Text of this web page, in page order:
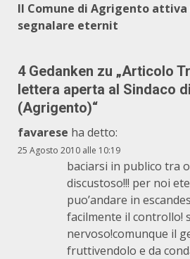
Il Comune di Agrigento attiva
segnalare eternit
4 Gedanken zu „Articolo
lettera aperta al Sindaco
(Agrigento)“
favarese ha detto:
25 Agosto 2010 alle 10:19
baciarsi in publico tra
discustoso!!! per noi
puo’andare in
facilmente il controllo!
nervoso!comunque il
fruttivendolo e da